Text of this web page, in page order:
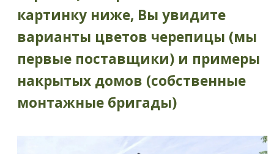
картинку ниже, Вы увидите
варианты цветов черепицы (мы
первые поставщики) и примеры
накрытых домов (собственные
монтажные бригады)